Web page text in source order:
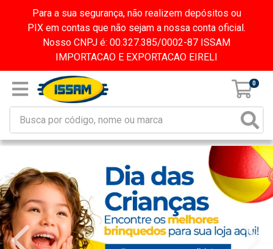
Para a sua segurança, não realizem depósitos ou
PIX em contas que não sejam a nossa conta oficial.
Nosso CNPJ é: 00.327.385/0002-87 ISSAM
IMPORTACAO E EXPORTACAO EIRELI
0